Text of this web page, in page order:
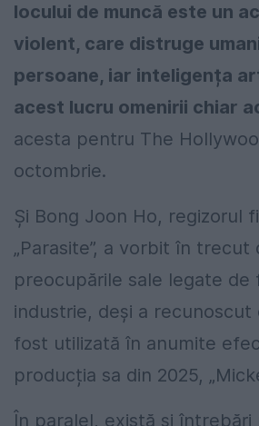
locului de muncă este un
violent, care distruge
persoane, iar inteligența
acest lucru omenirii chiar
acesta pentru The
octombrie.
Și Bong Joon Ho, regizorul
„Parasite”, a vorbit în trecut
preocupările sale legate de
industrie, deși a recunoscut
fost utilizată în anumite
producția sa din 2025,
În paralel, există și întrebări